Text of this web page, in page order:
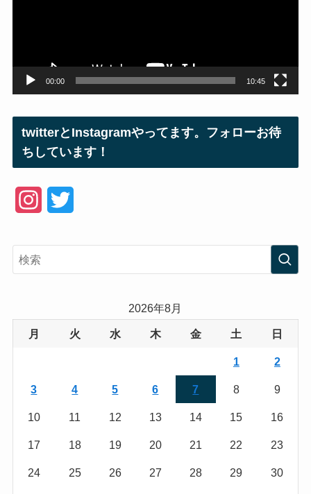
00:00 10:45
twitterとInstagramやってます。フォローお待
ちしています！
e
2026年8月
月 火 水 木 金 土 日
1 2
3 4 5 6 7 8 9
10 11 12 13 14 15 16
17 18 19 20 21 22 23
24 25 26 27 28 29 30